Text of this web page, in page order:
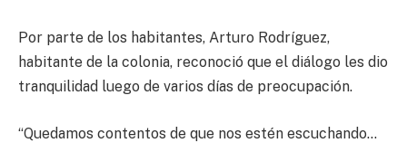
Por parte de los habitantes, Arturo Rodríguez,
habitante de la colonia, reconoció que el diálogo les dio
tranquilidad luego de varios días de preocupación.
“Quedamos contentos de que nos estén escuchando…